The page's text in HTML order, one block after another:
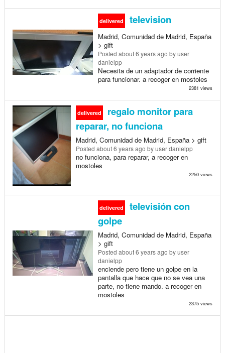
delivered television
Madrid, Comunidad de Madrid, España
> gift
Posted about 6 years ago by user
danielpp
Necesita de un adaptador de corriente
para funcionar. a recoger en mostoles
2381 views
delivered
regalo monitor para
reparar, no funciona
Madrid, Comunidad de Madrid, España > gift
Posted about 6 years ago by user danielpp
no funciona, para reparar, a recoger en
mostoles
2250 views
delivered
televisión con
golpe
Madrid, Comunidad de Madrid, España
> gift
Posted about 6 years ago by user
danielpp
enciende pero tiene un golpe en la
pantalla que hace que no se vea una
parte, no tiene mando. a recoger en
mostoles
2375 views